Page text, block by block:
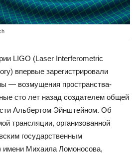
LIGO (Laser Interferometric
впервые зарегистрировали
— возмущения пространства-
сто лет назад создателем общей
Альбертом Эйнштейном. Об
трансляции, организованной
государственным
имени Михаила Ломоносова,